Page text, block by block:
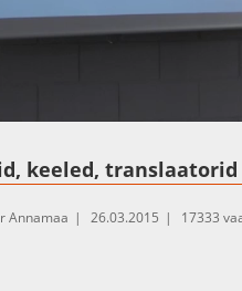
keeled, translaatorid
Annamaa 26.03.2015 17333